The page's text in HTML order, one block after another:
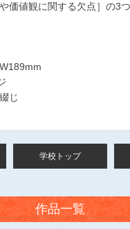
価値観に関する欠点］の3つ
じ
学校トップ
作品一覧